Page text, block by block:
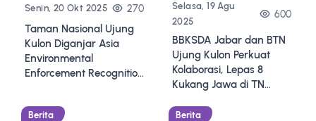
Senin, 20 Okt 2025 270
Taman Nasional Ujung
Kulon Diganjar Asia
Environmental
Enforcement Recognition
Selasa, 19 Agu
2025
600
BBKSDA Jabar dan BTN
Ujung Kulon Perkuat
Kolaborasi, Lepas 8
Kukang Jawa di TN
Berita Berita